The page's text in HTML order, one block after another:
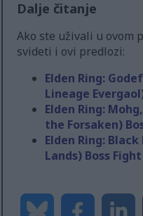
Dalje čitanje
Ako ste uživali u ovom
svideti i ovi predlozi:
Elden Ring:
Lineage
Elden Ring:
the Forsaken)
Elden Ring:
Lands) Boss Fight